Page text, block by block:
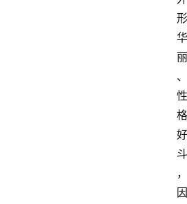
形
华
丽
、
性
格
好
斗
，
因